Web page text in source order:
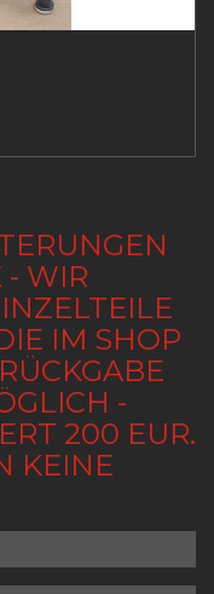
- WIR
IM SHOP
-
200 EUR.
KEINE